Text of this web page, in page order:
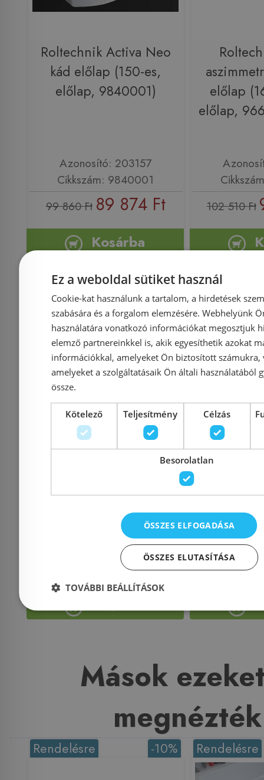
Roltechnik Activa Neo
kád előlap (150-es,
előlap, 9840001)
Azonosító: 203157
Cikkszám: 9840001
99 860 Ft 89 874 Ft
Kosárba
előlap
előlap,
102 510 Ft
-5%
Rendelésre
Polysan Mamba 170x100
cm aszimmetrikus
kádhoz előlap, jobbos
Azonosító: 131266
Cikkszám: 77312
75 050 Ft
Kosárba
Rendelésre
Polysan
cm
kádhoz
89 000 Ft
Mások
megnézték
-10%
Rendelésre Rendelésre
Ez a weboldal sütiket használ
Cookie-kat használunk a tartalom, a hirdetések
szabására és a forgalom elemzésére. Webhelyünk
használatára vonatkozó információkat megosztjuk
elemző partnereinkkel is, akik egyesíthetik azokat
információkkal, amelyeket Ön biztosított számukra,
amelyeket a szolgáltatásaik Ön általi használatából
össze.
Kötelező Teljesítmény Célzás
Besorolatlan
ÖSSZES ELFOGADÁSA
ÖSSZES ELUTASÍTÁSA
TOVÁBBI BEÁLLÍTÁSOK